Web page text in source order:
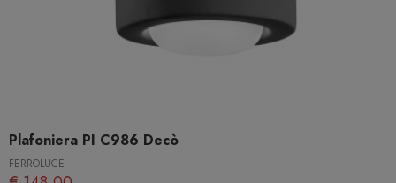
Plafoniera PI C986 Decò
FERROLUCE